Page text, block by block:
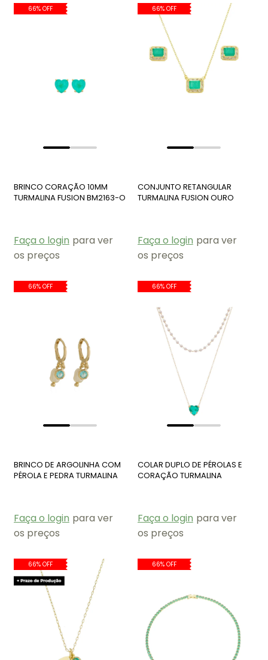
66% OFF
BRINCO CORAÇÃO 10MM
TURMALINA FUSION BM2163-O
Faça o login para ver
os preços
66% OFF
CONJUNTO RETANGULAR
TURMALINA FUSION OURO
Faça o login para ver
os preços
66% OFF
BRINCO DE ARGOLINHA COM
PÉROLA E PEDRA TURMALINA
Faça o login para ver
os preços
66% OFF
COLAR DUPLO DE PÉROLAS E
CORAÇÃO TURMALINA
Faça o login para ver
os preços
66% OFF 66% OFF